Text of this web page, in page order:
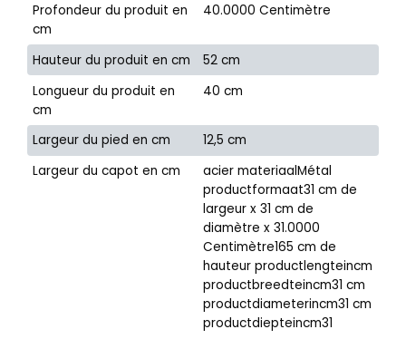
Profondeur du produit en
cm
40.0000 Centimètre
Hauteur du produit en cm
52 cm
Longueur du produit en
cm
40 cm
Largeur du pied en cm
12,5 cm
Largeur du capot en cm
acier materiaalMétal
productformaat31 cm de
largeur x 31 cm de
diamètre x 31.0000
Centimètre165 cm de
hauteur productlengteincm
productbreedteincm31 cm
productdiameterincm31 cm
productdiepteincm31